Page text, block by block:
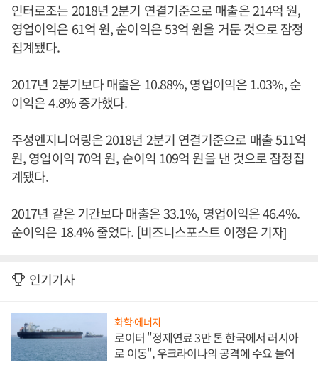
인터로조는 2018년 2분기 연결기준으로 매출은 214억 원,
영업이익은 61억 원, 순이익은 53억 원을 거둔 것으로 잠정
집계됐다.
2017년 2분기보다 매출은 10.88%, 영업이익은 1.03%, 순
이익은 4.8% 증가했다.
주성엔지니어링은 2018년 2분기 연결기준으로 매출 511억
원, 영업이익 70억 원, 순이익 109억 원을 낸 것으로 잠정집
계됐다.
2017년 같은 기간보다 매출은 33.1%, 영업이익은 46.4%.
순이익은 18.4% 줄었다. [비즈니스포스트 이정은 기자]
인기기사
화학·에너지
로이터 "정제연료 3만 톤 한국에서 러시아
로 이동", 우크라이나의 공격에 수요 늘어